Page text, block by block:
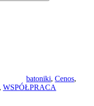
batoniki, Cenos,
, WSPÓŁPRACA